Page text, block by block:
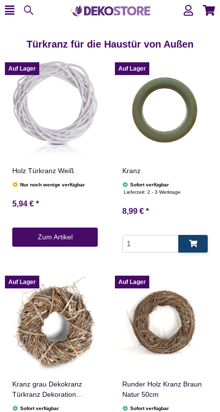
Türkranz für die Haustür von Außen
Auf Lager
Holz Türkranz Weiß
Nur noch wenige verfügbar
5,94 € *
Zum Artikel
Auf Lager
Kranz
Sofort verfügbar
Lieferzeit:2 - 3 Werktage
8,99 € *
Auf Lager
Kranz grau Dekokranz
Türkranz Dekoration
Wanddekoration
Sofort verfügbar
Auf Lager
Runder Holz Kranz Braun
Natur 50cm
Sofort verfügbar